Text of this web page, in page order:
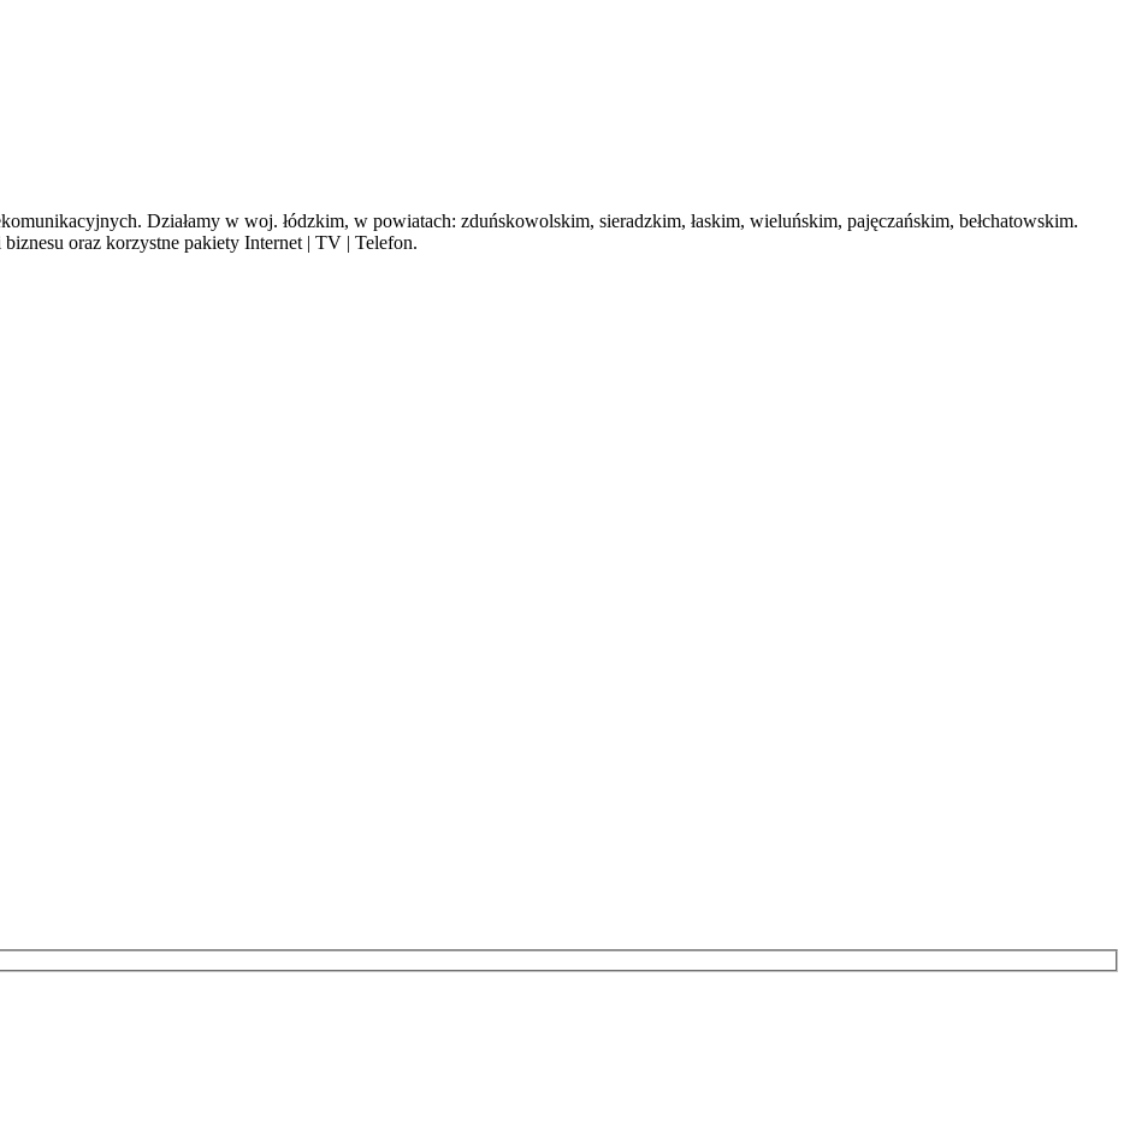
Działamy w woj. łódzkim, w powiatach: zduńskowolskim, sieradzkim, łaskim, wieluńskim, pajęczańskim, bełchatowskim.
oraz korzystne pakiety Internet | TV | Telefon.